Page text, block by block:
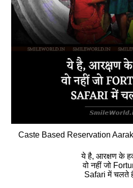
Caste Based Reservation
ये है, आरक्षण के
वो नहीं जो
Safari में चलते